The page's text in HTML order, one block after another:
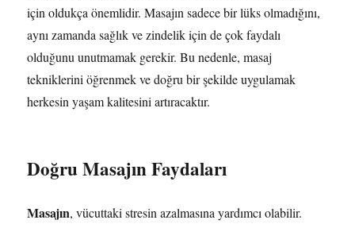
için oldukça önemlidir. Masajın sadece bir lüks olmadığını,
aynı zamanda sağlık ve zindelik için de çok faydalı
olduğunu unutmamak gerekir. Bu nedenle, masaj
tekniklerini öğrenmek ve doğru bir şekilde uygulamak
herkesin yaşam kalitesini artıracaktır.
Doğru Masajın Faydaları
Masajın, vücuttaki stresin azalmasına yardımcı olabilir.